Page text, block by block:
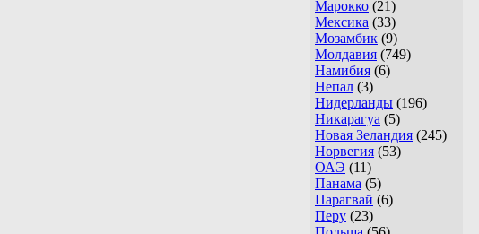
Марокко (21)
Мексика (33)
Мозамбик (9)
Молдавия (749)
Намибия (6)
Непал (3)
Нидерланды (196)
Никарагуа (5)
Новая Зеландия (245)
Норвегия (53)
ОАЭ (11)
Панама (5)
Парагвай (6)
Перу (23)